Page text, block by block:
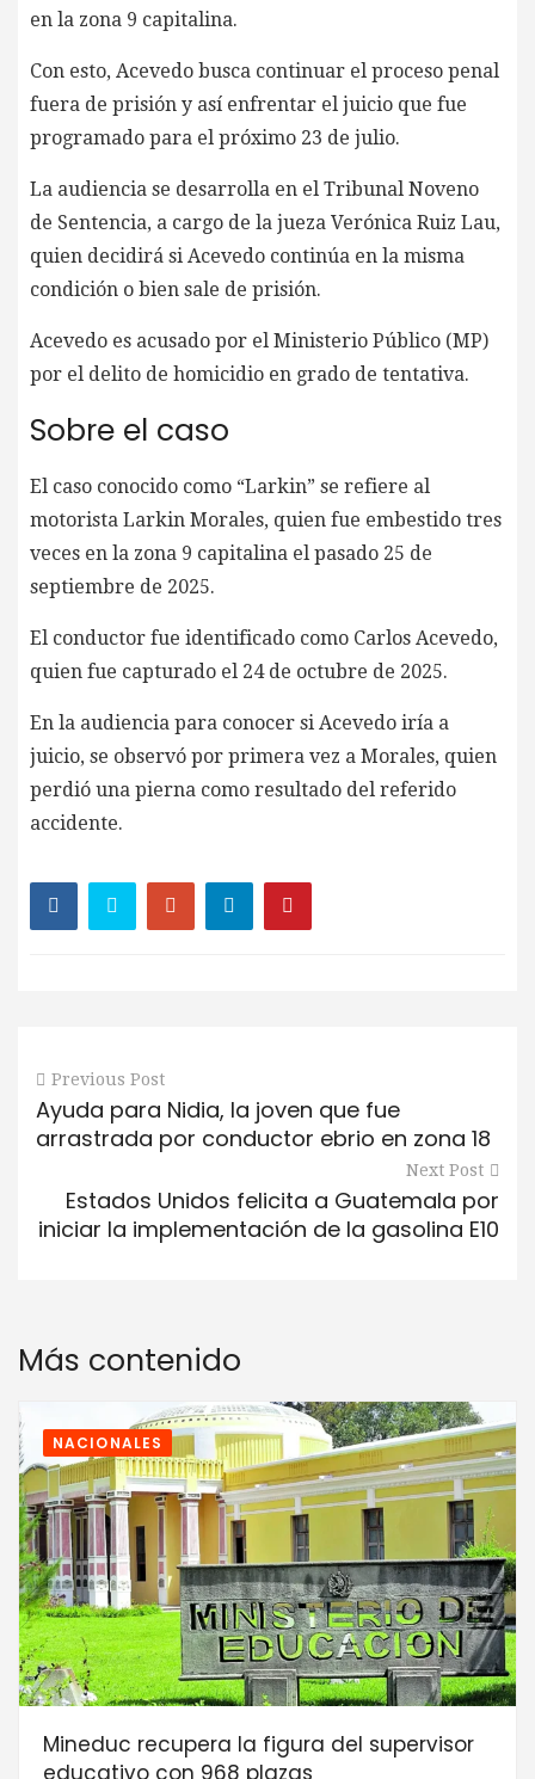
en la zona 9 capitalina.
Con esto, Acevedo busca continuar el proceso penal
fuera de prisión y así enfrentar el juicio que fue
programado para el próximo 23 de julio.
La audiencia se desarrolla en el Tribunal Noveno
de Sentencia, a cargo de la jueza Verónica Ruiz Lau,
quien decidirá si Acevedo continúa en la misma
condición o bien sale de prisión.
Acevedo es acusado por el Ministerio Público (MP)
por el delito de homicidio en grado de tentativa.
Sobre el caso
El caso conocido como “Larkin” se refiere al
motorista Larkin Morales, quien fue embestido tres
veces en la zona 9 capitalina el pasado 25 de
septiembre de 2025.
El conductor fue identificado como Carlos Acevedo,
quien fue capturado el 24 de octubre de 2025.
En la audiencia para conocer si Acevedo iría a
juicio, se observó por primera vez a Morales, quien
perdió una pierna como resultado del referido
accidente.
Previous Post
Ayuda para Nidia, la joven que fue
arrastrada por conductor ebrio en zona 18
Next Post
Estados Unidos felicita a Guatemala por
iniciar la implementación de la gasolina E10
Más contenido
NACIONALES
Mineduc recupera la figura del supervisor
educativo con 968 plazas